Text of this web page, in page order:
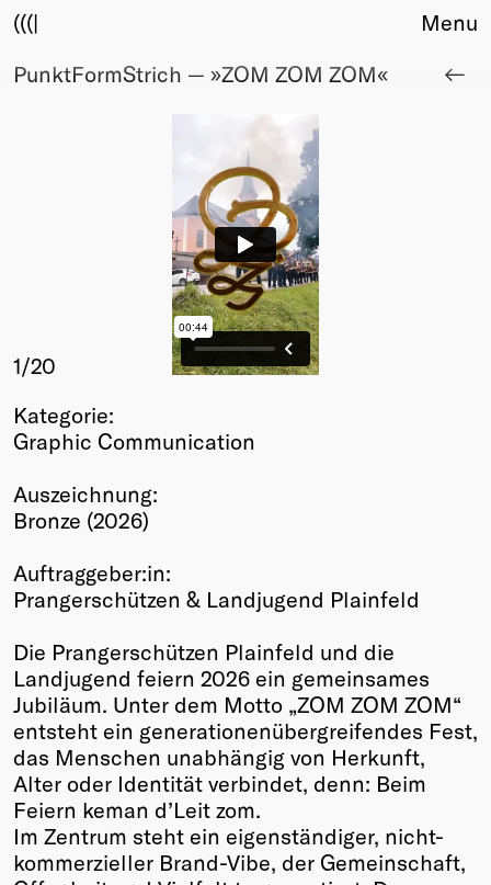
(((|
About
Membership
Members
Young Creatives
Winners
Past
Annual
Menu
PunktFormStrich — »ZOM ZOM ZOM«
1/20
Kategorie:
Graphic Communication
Auszeichnung:
Bronze (2026)
Auftraggeber:in:
Prangerschützen & Landjugend Plainfeld
Die Prangerschützen Plainfeld und die
Landjugend feiern 2026 ein gemeinsames
Jubiläum. Unter dem Motto „ZOM ZOM ZOM“
entsteht ein generationenübergreifendes Fest,
das Menschen unabhängig von Herkunft,
Alter oder Identität verbindet, denn: Beim
Feiern keman d’Leit zom.
Im Zentrum steht ein eigenständiger, nicht-
kommerzieller Brand-Vibe, der Gemeinschaft,